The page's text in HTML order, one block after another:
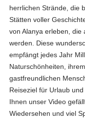
herrlichen Strände, die
Stätten voller
von Alanya erleben, die
werden. Diese
empfängt jedes Jahr
Naturschönheiten,
gastfreundlichen
Reiseziel für Urlaub
Ihnen unser Video
Wiedersehen und viel